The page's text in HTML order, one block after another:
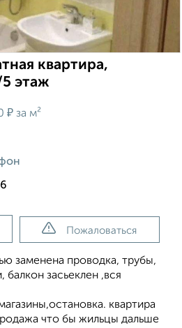
квартира,
этаж
₽ за м²
Пожаловаться
заменена проводка, трубы,
засьеклен ,вся
квартира
что бы жильцы дальше